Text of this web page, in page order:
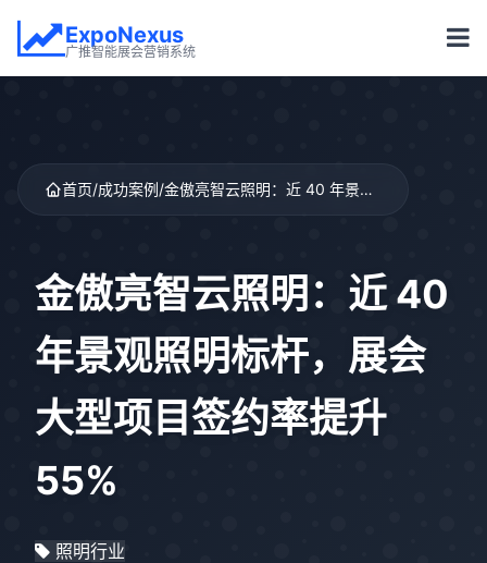
ExpoNexus
广推智能展会营销系统
首页/成功案例/ 金傲亮智云照明：近 40 年景观照明标杆，展会大型项目签约率提升 55%
金傲亮智云照明：近 40
年景观照明标杆，展会
大型项目签约率提升
55%
照明行业